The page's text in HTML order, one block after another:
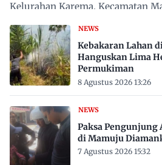
Kelurahan Karema, Kecamatan
NEWS
Kebakaran Lahan
Hanguskan Lima
Permukiman
8 Agustus 2026 13:26
NEWS
Paksa Pengunjung
di Mamuju
7 Agustus 2026 15:32